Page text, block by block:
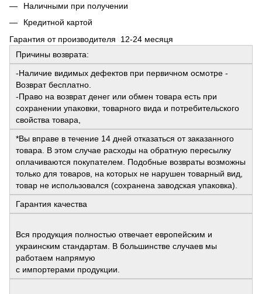
Наличными при получении
Кредитной картой
Гарантия от производителя 12-24 месяця
Причины возврата:
-Наличие видимых дефектов при первичном осмотре -
Возврат бесплатно.
-Право на возврат денег или обмен товара есть при
сохранении упаковки, товарного вида и потребительского
свойства товара,
*Вы вправе в течение 14 дней отказаться от заказанного
товара. В этом случае расходы на обратную пересылку
оплачиваются покупателем. Подобные возвраты возможны
только для товаров, на которых не нарушен товарный вид,
товар не использовался (сохранена заводская упаковка).
Гарантия качества
Вся продукция полностью отвечает европейским и
украинским стандартам. В большинстве случаев мы
работаем напрямую
с импортерами продукции.